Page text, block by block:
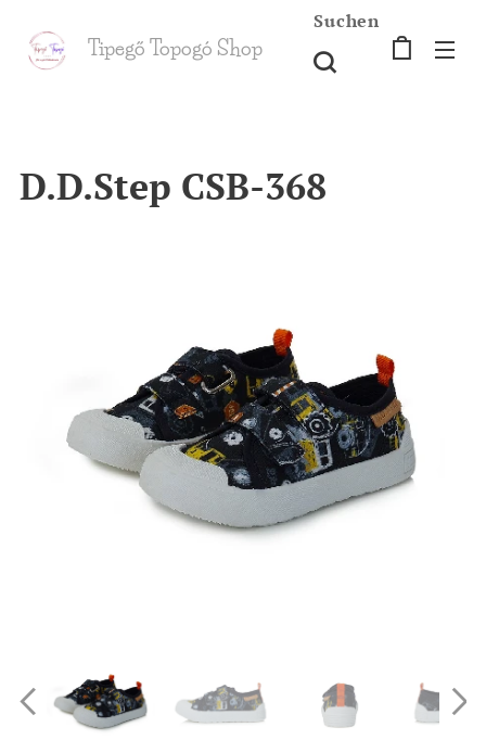
Tipegő Topogó Shop
Suchen
D.D.Step CSB-368